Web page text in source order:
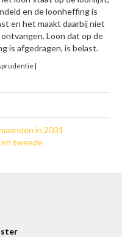
en de loonheffing is
en het maakt daarbij niet
Loon dat op de
is afgedragen, is belast.
|
in 2031
tweede